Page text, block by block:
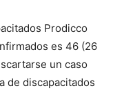
Prodicco
es 46 (26
un caso
de discapacitados